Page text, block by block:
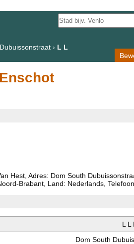
› L L
Hest, Adres: Dom South
Brabant, Land: Nederlands,
L L
Dom South